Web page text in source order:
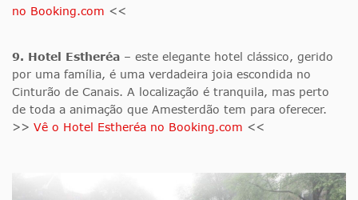
no Booking.com <<
9. Hotel Estheréa – este elegante hotel clássico, gerido
por uma família, é uma verdadeira joia escondida no
Cinturão de Canais. A localização é tranquila, mas perto
de toda a animação que Amesterdão tem para oferecer.
>> Vê o Hotel Estheréa no Booking.com <<